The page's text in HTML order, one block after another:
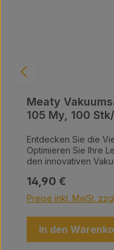
Meaty
105 My, 100
Entdecken Sie die
Optimieren Sie Ihre
den innovativen
Größen erhältlich
Ihre Lebensmittel
Küche zu sparen.
Maximale Frische:
Luft, Feuchtigkeit
Regulärer Preis:
14,90 €
Preise inkl. MwSt.
In den